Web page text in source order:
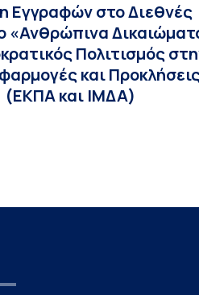
Εγγραφών στο Διεθνές
«Ανθρώπινα
Πολιτισμός
και
(ΕΚΠΑ και ΙΜΔΑ)